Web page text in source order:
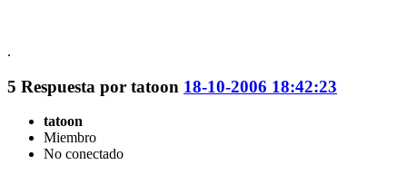
.
5 Respuesta por tatoon 18-10-2006 18:42:23
tatoon
Miembro
No conectado